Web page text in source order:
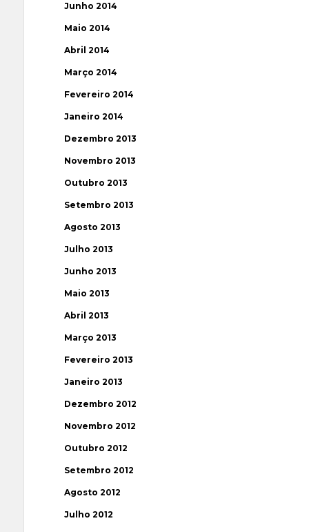
Junho 2014
Maio 2014
Abril 2014
Março 2014
Fevereiro 2014
Janeiro 2014
Dezembro 2013
Novembro 2013
Outubro 2013
Setembro 2013
Agosto 2013
Julho 2013
Junho 2013
Maio 2013
Abril 2013
Março 2013
Fevereiro 2013
Janeiro 2013
Dezembro 2012
Novembro 2012
Outubro 2012
Setembro 2012
Agosto 2012
Julho 2012